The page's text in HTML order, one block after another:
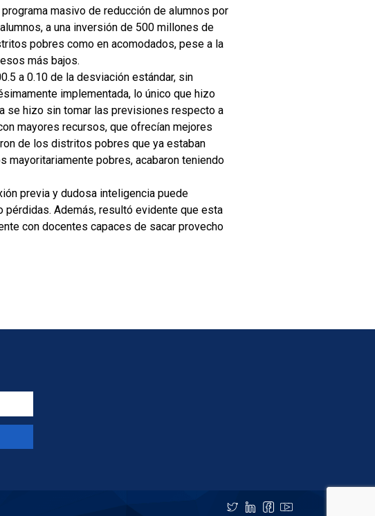
masivo de reducción de alumnos por
a una inversión de 500 millones de
pobres como en acomodados, pese a la
más bajos.
a 0.10 de la desviación estándar, sin
implementada, lo único que hizo
se hizo sin tomar las previsiones respecto a
mayores recursos, que ofrecían mejores
de los distritos pobres que ya estaban
pobres, acabaron teniendo
previa y dudosa inteligencia puede
Además, resultó evidente que esta
con docentes capaces de sacar provecho